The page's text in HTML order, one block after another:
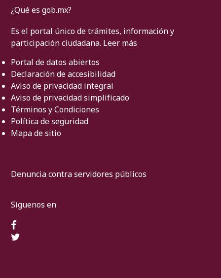
¿Qué es gob.mx?
Es el portal único de trámites, información y
participación ciudadana. Leer más
Portal de datos abiertos
Declaración de accesibilidad
Aviso de privacidad integral
Aviso de privacidad simplificado
Términos y Condiciones
Política de seguridad
Mapa de sitio
Denuncia contra servidores públicos
Síguenos en